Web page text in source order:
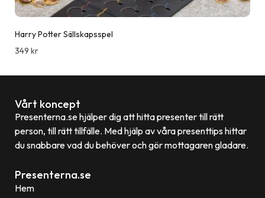
Harry Potter Sällskapsspel
349 kr
Vårt koncept
Presenterna.se hjälper dig att hitta presenter till rätt
person, till rätt tillfälle. Med hjälp av våra presenttips hittar
du snabbare vad du behöver och gör mottagaren gladare.
Presenterna.se
Hem